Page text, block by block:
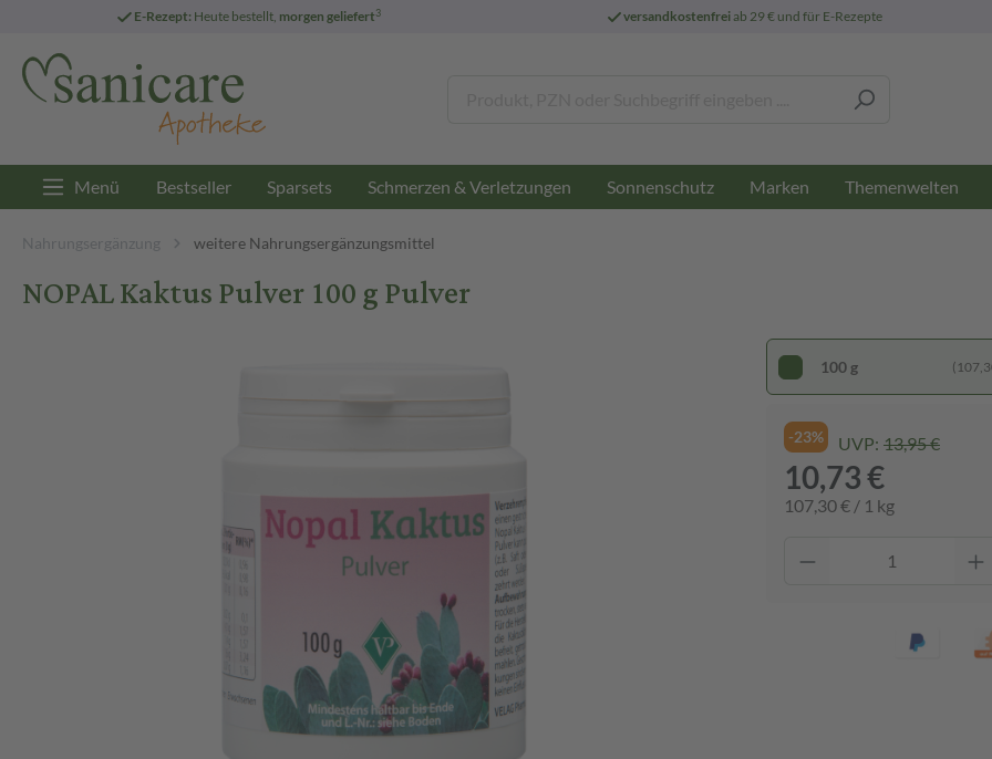
E-Rezept: Heute bestellt, morgen geliefert3 versandkostenfreiab 29 € und für E-Rezepte
Menü Bestseller Sparsets Schmerzen & Verletzungen Sonnenschutz Marken Themenwelten
Nahrungsergänzung weitere Nahrungsergänzungsmittel
NOPAL Kaktus Pulver 100 g Pulver
100 g
-23% UVP: 13,95 €
10,73 €
107,30 € / 1 kg